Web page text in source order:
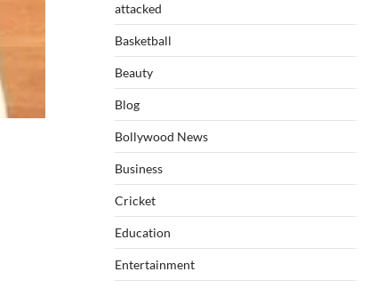
attacked
Basketball
Beauty
Blog
Bollywood News
Business
Cricket
Education
Entertainment